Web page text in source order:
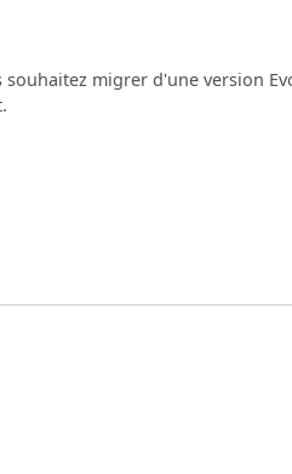
souhaitez migrer d'une version